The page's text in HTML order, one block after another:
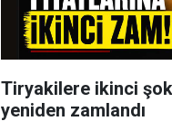
Tiryakilere ikinci
yeniden zamlandı